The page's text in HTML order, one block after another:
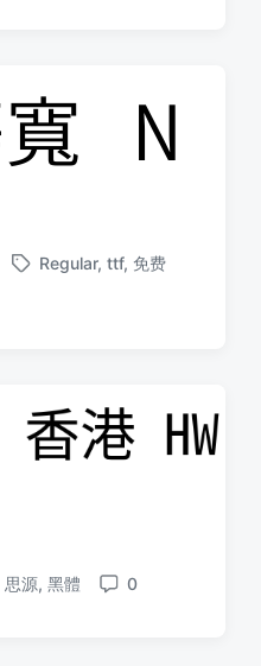
标
Regular, ttf, 免费
思源, 黑體
评
0